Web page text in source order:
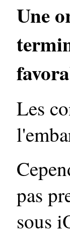
Une
Les
pas
sous